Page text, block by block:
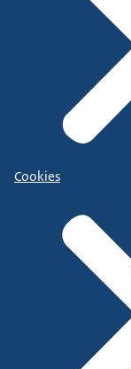
Cookies